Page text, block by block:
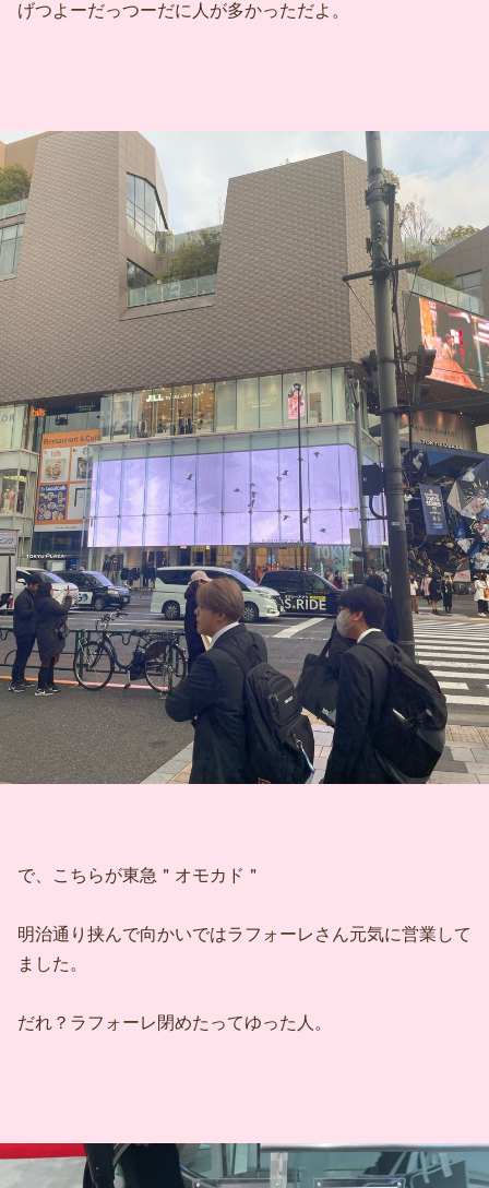
げつよーだっつーだに人が多かっただよ。
で、こちらが東急＂オモカド＂
明治通り挟んで向かいではラフォーレさん元気に営業して
ました。
だれ？ラフォーレ閉めたってゆった人。